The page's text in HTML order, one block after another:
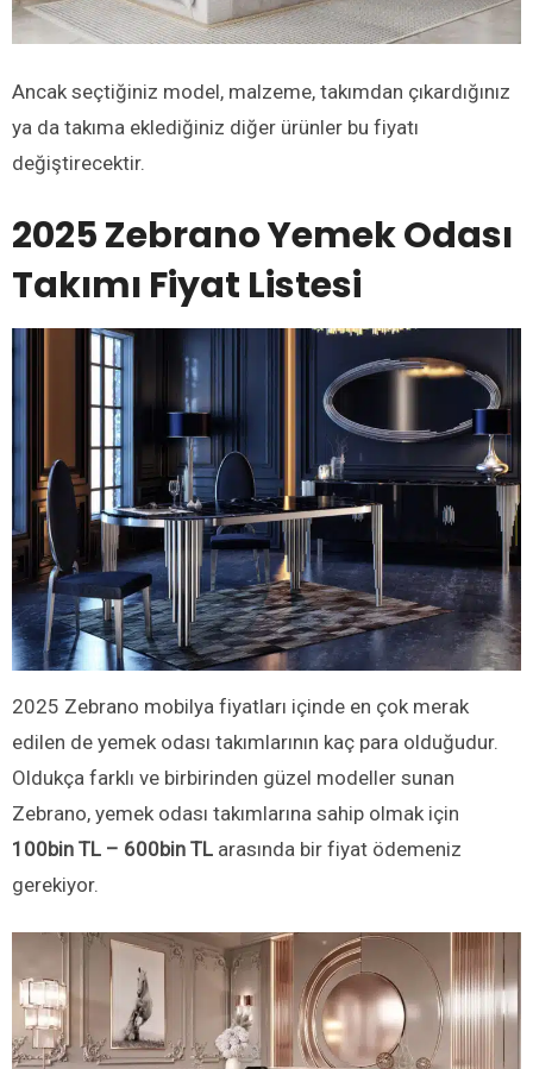
Ancak seçtiğiniz model, malzeme, takımdan çıkardığınız
ya da takıma eklediğiniz diğer ürünler bu fiyatı
değiştirecektir.
2025 Zebrano Yemek Odası
Takımı Fiyat Listesi
2025 Zebrano mobilya fiyatları içinde en çok merak
edilen de yemek odası takımlarının kaç para olduğudur.
Oldukça farklı ve birbirinden güzel modeller sunan
Zebrano, yemek odası takımlarına sahip olmak için
100bin TL – 600bin TL arasında bir fiyat ödemeniz
gerekiyor.